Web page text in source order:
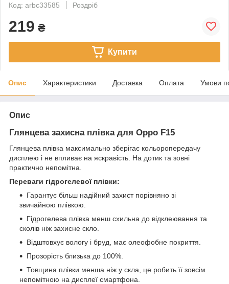
Код: arbc33585
Роздріб
219 ₴
Купити
Опис Характеристики Доставка Оплата Умови
Опис
Глянцева захисна плівка для Oppo F15
Глянцева плівка максимально зберігає кольоропередачу
дисплею і не впливає на яскравість. На дотик та зовні
практично непомітна.
Переваги гідрогелевої плівки:
Гарантує більш надійний захист порівняно зі
звичайною плівкою.
Гідрогелева плівка менш схильна до відклеювання та
сколів ніж захисне скло.
Відштовхує вологу і бруд, має олеофобне покриття.
Прозорість близька до 100%.
Товщина плівки менша ніж у скла, це робить її зовсім
непомітною на дисплеї смартфона.